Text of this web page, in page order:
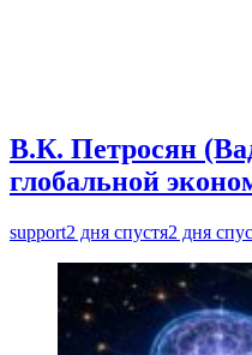
В.К. Петросян
глобальной
support2 дня спустя2 дня